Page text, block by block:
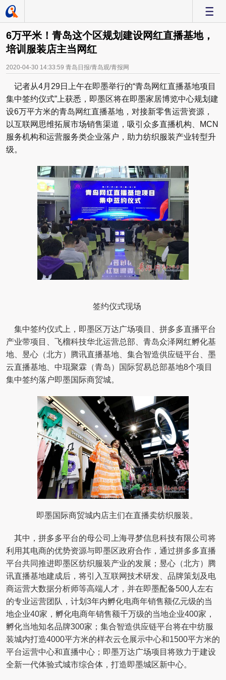
6万平米！青岛这个区规划建设网红直播基地，
培训服装店主当网红
2020-04-30 14:33:59 青岛日报/青岛观/青报网
记者从4月29日上午在即墨举行的“青岛网红直播基地项目
集中签约仪式”上获悉，即墨区将在即墨家居博览中心规划建
设6万平方米的青岛网红直播基地，对接新零售运营资源，
以互联网思维拓展市场销售渠道，吸引众多直播机构、MCN
服务机构和运营服务类企业落户，助力纺织服装产业转型升
级。
签约仪式现场
集中签约仪式上，即墨区万达广场项目、拼多多直播平台
产业带项目、飞榴科技华北运营总部、青岛众泽网红孵化基
地、昱心（北方）腾讯直播基地、集合智造供应链平台、墨
云直播基地、中琨聚霖（青岛）国际贸易总部基地8个项目
集中签约落户即墨国际商贸城。
即墨国际商贸城内店主们在直播卖纺织服装。
其中，拼多多平台的母公司上海寻梦信息科技有限公司将
利用其电商的优势资源与即墨区政府合作，通过拼多多直播
平台共同推进即墨区纺织服装产业的发展；昱心（北方）腾
讯直播基地建成后，将引入互联网技术研发、品牌策划及电
商运营大数据分析师等高端人才，并在即墨配备500人左右
的专业运营团队，计划3年内孵化电商年销售额亿元级的当
地企业40家，孵化电商年销售额千万级的当地企业400家，
孵化当地知名品牌300家；集合智造供应链平台将在中纺服
装城内打造4000平方米的样衣云仓展示中心和1500平方米的
平台运营中心和直播中心；即墨万达广场项目将致力于建设
全新一代体验式城市综合体，打造即墨城区新中心。